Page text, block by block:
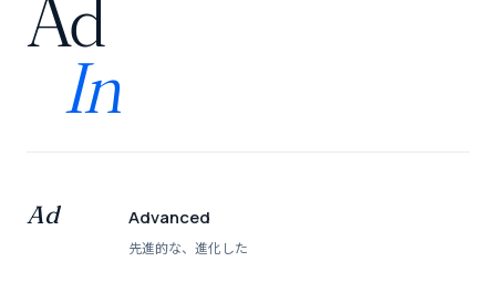
Ad
In
Ad Advanced
先進的な、進化した